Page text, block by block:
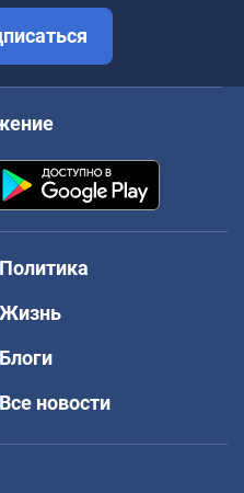
Политика
Жизнь
Блоги
Все новости